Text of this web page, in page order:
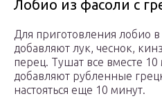
Лобио из фасоли с
Для приготовления лобио
добавляют лук, чеснок,
перец. Тушат все вместе
добавляют рубленные
настояться еще 10 минут.